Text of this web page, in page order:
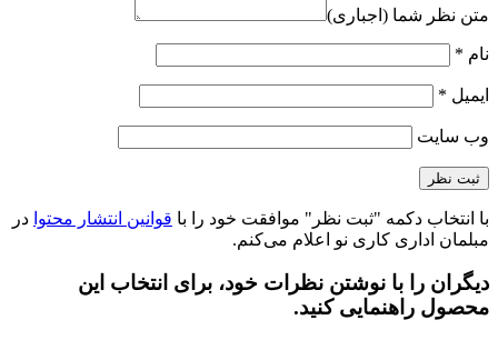
متن نظر شما (اجباری)
نام *
ایمیل *
وب‌ سایت
با انتخاب دکمه "ثبت نظر" موافقت خود را با قوانین انتشار محتوا در
مبلمان اداری کاری نو اعلام می‌کنم.
دیگران را با نوشتن نظرات خود، برای انتخاب این
محصول راهنمایی کنید.